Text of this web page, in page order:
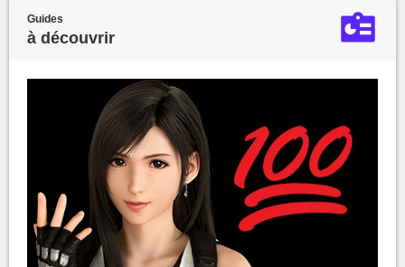
Guides
à découvrir